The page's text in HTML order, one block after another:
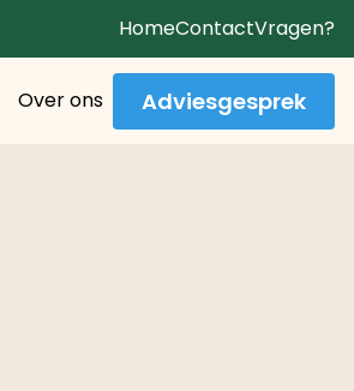
HomeContactVragen?
Over ons Adviesgesprek